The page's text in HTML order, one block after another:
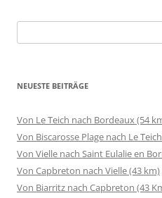
nach:
NEUESTE BEITRÄGE
Von Le Teich nach Bordeaux (54
Von Biscarosse Plage nach Le
Von Vielle nach Saint Eulalie en
Von Capbreton nach Vielle (43 km)
Von Biarritz nach Capbreton (43